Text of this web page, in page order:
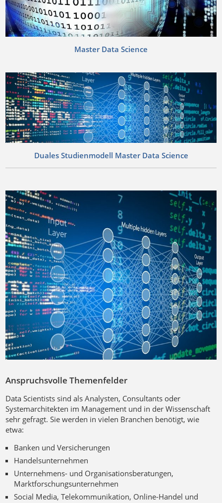
Master Data Science
Duales Studienmodell Master Data Science
Anspruchsvolle Themenfelder
Data Scientists sind als Analysten, Consultants oder
Systemarchitekten im Management und in der Wissenschaft
sehr gefragt. Sie werden in vielen Branchen benötigt, wie
etwa:
Banken und Versicherungen
Handelsunternehmen
Unternehmens- und Organisationsberatungen,
Marktforschungsunternehmen
Social Media, Telekommunikation, Online-Handel und